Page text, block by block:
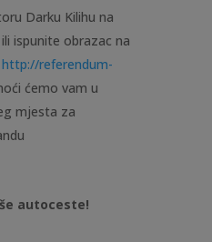
Darku Kilihu na
ili ispunite obrazac na
http://referendum-
ćemo vam u
mjesta za
autoceste!